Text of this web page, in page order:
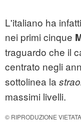
L'italiano ha
nei primi cinque
traguardo che il
centrato negli
sottolinea la
massimi livelli.
© RIPRODUZIONE VIETATA